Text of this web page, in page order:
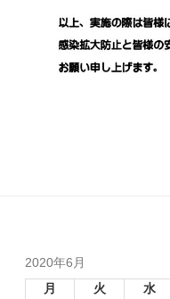
2020年6月
月
火 水